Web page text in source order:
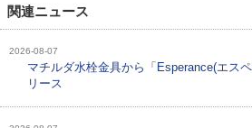
関連ニュース
2026-08-07
マチルダ水栓金具から「Esperance(エス
リース